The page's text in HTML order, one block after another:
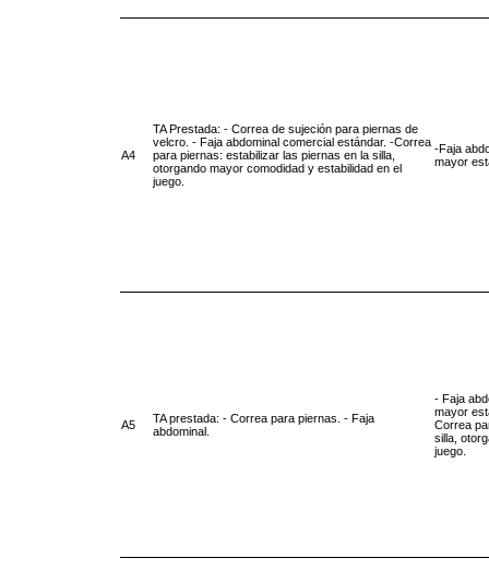
A4
TA Prestada: - Correa de sujeción para piernas de
velcro. - Faja abdominal comercial estándar. -Correa
para piernas: estabilizar las piernas en la silla,
otorgando mayor comodidad y estabilidad en el
juego.
-Faja
mayor
A5
TA prestada: - Correa para piernas. - Faja
abdominal.
- Faja
mayor
Correa
silla,
juego.